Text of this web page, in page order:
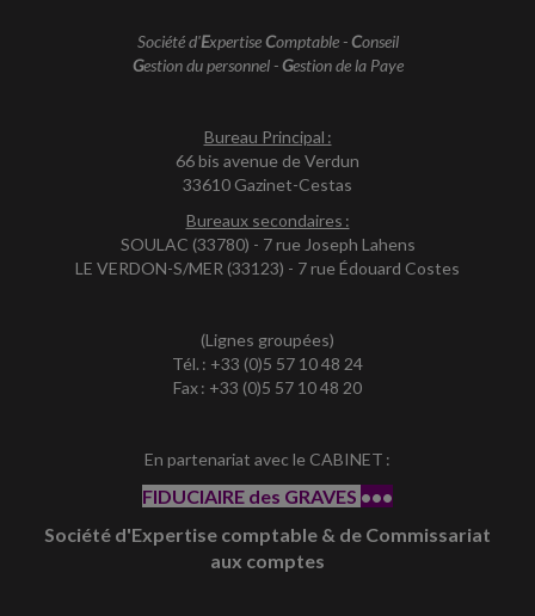
Société d'ExpertiseComptable -Conseil
Gestion du personnel -Gestion de la Paye
Bureau Principal :
66 bis avenue de Verdun
33610 Gazinet-Cestas
Bureaux secondaires :
SOULAC (33780) - 7 rue Joseph Lahens
LE VERDON-S/MER (33123) - 7 rue Édouard Costes
(Lignes groupées)
Tél. : +33 (0)5 57 10 48 24
Fax : +33 (0)5 57 10 48 20
En partenariat avec le CABINET :
FIDUCIAIRE des GRAVES •••
Société d'Expertise comptable & de Commissariat
aux comptes